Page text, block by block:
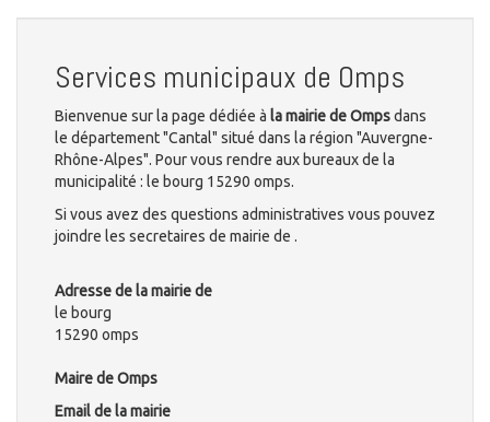
Services municipaux de Omps
Bienvenue sur la page dédiée à la mairie de Ompsdans
le département "Cantal" situé dans la région "Auvergne-
Rhône-Alpes". Pour vous rendre aux bureaux de la
municipalité : le bourg 15290 omps.
Si vous avez des questions administratives vous pouvez
joindre les secretaires de mairie de .
Adresse de la mairie de
le bourg
15290 omps
Maire de Omps
Email de la mairie